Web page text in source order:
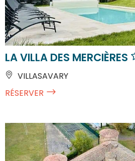
LA VILLA DES MERCIÈRES
VILLASAVARY
RÉSERVER